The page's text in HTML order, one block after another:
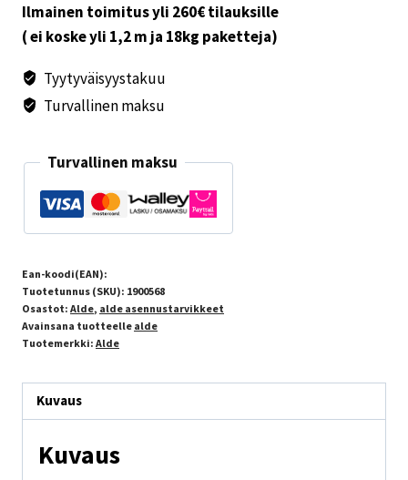
Ilmainen toimitus yli 260€ tilauksille
( ei koske yli 1,2 m ja 18kg paketteja)
Tyytyväisyystakuu
Turvallinen maksu
Turvallinen maksu
Ean-koodi(EAN):
Tuotetunnus (SKU): 1900568
Osastot: Alde, alde asennustarvikkeet
Avainsana tuotteelle alde
Tuotemerkki: Alde
Kuvaus
Kuvaus